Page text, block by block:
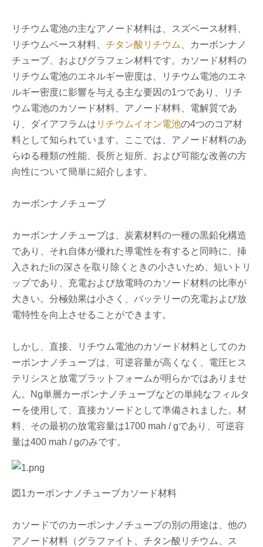
リチウム電池の主なアノード材料は、スズベース材料、
リチウムベース材料、 チタン酸リチウム
、カーボンナノ
チューブ、およびグラフェン材料です。カソード材料の
リチウム電池のエネルギー密度は、リチウム電池のエネ
ルギー密度に影響を与える主な要因の1つであり、リチ
ウム電池のカソード材料、アノード材料、電解質であ
り、ダイアフラムは リチウムイオン電池の4つのコア材
料として知られています。ここでは、アノード材料のあ
らゆる種類の性能、長所と短所、および可能な改善の方
向性について簡単に紹介します。
カーボンナノチューブ
カーボンナノチューブは、炭素材料の一種の黒鉛化構造
であり、それ自体が優れた導電性を有すると同時に、挿
入されたliの深さを取り除くときの小さいため、短いトリ
ップであり、充電および放電時のカソード材料の比率が
大きい。分極効果は小さく、バッテリーの充電および放
電特性を向上させることができます。
しかし、直接、リチウム電池のカソード材料としてのカ
ーボンナノチューブは、可逆容量が高くなく、電圧ヒス
テリシスと放電プラットフォームが明らかではありませ
ん。Ng単層カーボンナノチューブなどの単純なフィルタ
ーを使用して、直接カソードとして準備されました。材
料、その最初の放電容量は1700 mah / gであり、可逆容
量は400 mah / gのみです。
図1カーボンナノチューブカソード材料
カソードでのカーボンナノチューブの別の用途は、他の
アノード材料（グラファイト、チタン酸リチウム、ス